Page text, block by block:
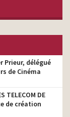
Prieur, délégué
de Cinéma
TELECOM DE
de création